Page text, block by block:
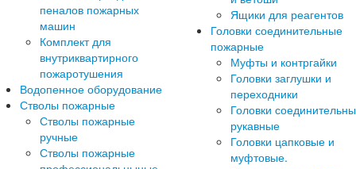
пеналов пожарных
машин
Комплект для
внутриквартирного
пожаротушения
Водопенное оборудование
Стволы пожарные
Стволы пожарные
ручные
Стволы пожарные
Ящики для реагентов
Головки соединительные
пожарные
Муфты и контргайки
Головки заглушки и
переходники
Головки
рукавные
Головки цапковые и
муфтовые.